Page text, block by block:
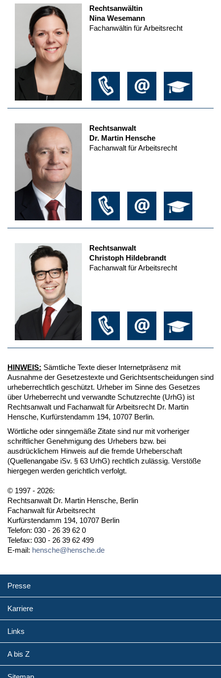
Rechtsanwältin
Nina Wesemann
Fachanwältin für Arbeitsrecht
Rechtsanwalt
Dr. Martin Hensche
Fachanwalt für Arbeitsrecht
Rechtsanwalt
Christoph Hildebrandt
Fachanwalt für Arbeitsrecht
HINWEIS: Sämtliche Texte dieser Internetpräsenz mit
Ausnahme der Gesetzestexte und Gerichtsentscheidungen sind
urheberrechtlich geschützt. Urheber im Sinne des Gesetzes
über Urheberrecht und verwandte Schutzrechte (UrhG) ist
Rechtsanwalt und Fachanwalt für Arbeitsrecht Dr. Martin
Hensche, Kurfürstendamm 194, 10707 Berlin.
Wörtliche oder sinngemäße Zitate sind nur mit vorheriger
schriftlicher Genehmigung des Urhebers bzw. bei
ausdrücklichem Hinweis auf die fremde Urheberschaft
(Quellenangabe iSv. § 63 UrhG) rechtlich zulässig. Verstöße
hiergegen werden gerichtlich verfolgt.
© 1997 - 2026:
Rechtsanwalt Dr. Martin Hensche, Berlin
Fachanwalt für Arbeitsrecht
Kurfürstendamm 194, 10707 Berlin
Telefon: 030 - 26 39 62 0
Telefax: 030 - 26 39 62 499
E-mail: hensche@hensche.de
Presse
Karriere
Links
A bis Z